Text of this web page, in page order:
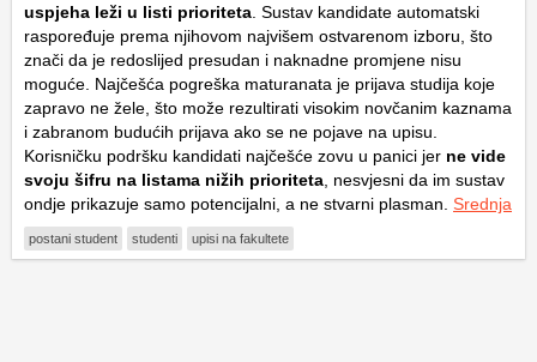
uspjeha leži u listi prioriteta . Sustav kandidate automatski
raspoređuje prema njihovom najvišem ostvarenom izboru, što
znači da je redoslijed presudan i naknadne promjene nisu
moguće. Najčešća pogreška maturanata je prijava studija koje
zapravo ne žele, što može rezultirati visokim novčanim kaznama
i zabranom budućih prijava ako se ne pojave na upisu.
Korisničku podršku kandidati najčešće zovu u panici jer ne vide
svoju šifru na listama nižih prioriteta , nesvjesni da im sustav
ondje prikazuje samo potencijalni, a ne stvarni plasman. Srednja
postani student studenti upisi na fakultete